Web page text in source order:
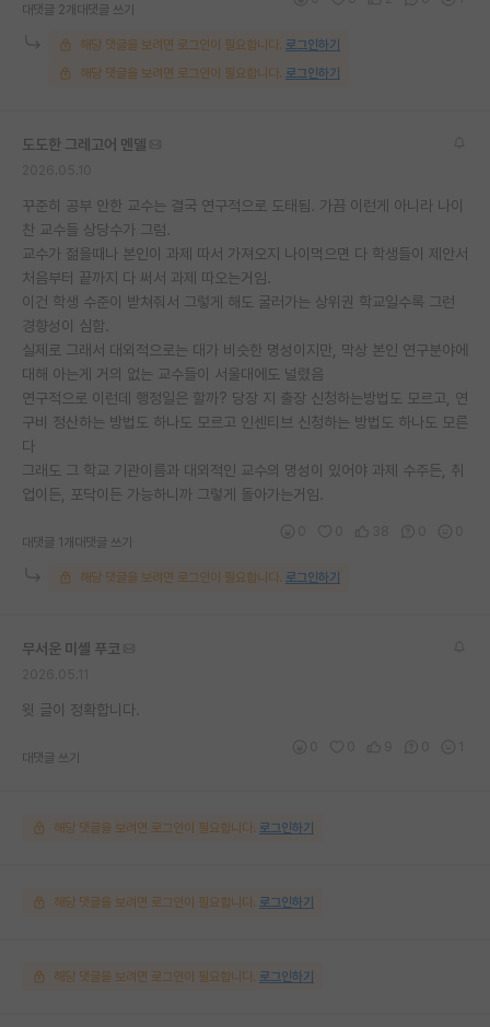
대댓글 2개 대댓글 쓰기
해당 댓글을 보려면 로그인이 필요합니다. 로그인하기
해당 댓글을 보려면 로그인이 필요합니다. 로그인하기
도도한 그레고어 멘델
꾸준히 공부 안한 교수는 결국 연구적으로 도태됨. 가끔 이런게 아니라 나이
찬 교수들 상당수가 그럼.
교수가 젊을때나 본인이 과제 따서 가져오지 나이먹으면 다 학생들이 제안서
처음부터 끝까지 다 써서 과제 따오는거임.
이건 학생 수준이 받쳐줘서 그렇게 해도 굴러가는 상위권 학교일수록 그런
경향성이 심함.
실제로 그래서 대외적으로는 대가 비슷한 명성이지만, 막상 본인 연구분야에
대해 아는게 거의 없는 교수들이 서울대에도 널렸음
연구적으로 이런데 행정일은 할까? 당장 지 출장 신청하는방법도 모르고, 연
구비 정산하는 방법도 하나도 모르고 인센티브 신청하는 방법도 하나도 모른
다
그래도 그 학교 기관이름과 대외적인 교수의 명성이 있어야 과제 수주든, 취
업이든, 포닥이든 가능하니까 그렇게 돌아가는거임.
대댓글 1개 대댓글 쓰기
해당 댓글을 보려면 로그인이 필요합니다. 로그인하기
무서운 미셸 푸코
윗 글이 정확합니다.
대댓글 쓰기
해당 댓글을 보려면 로그인이 필요합니다. 로그인하기
해당 댓글을 보려면 로그인이 필요합니다. 로그인하기
해당 댓글을 보려면 로그인이 필요합니다. 로그인하기